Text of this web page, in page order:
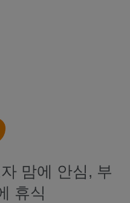
맘에 안심, 부
휴식